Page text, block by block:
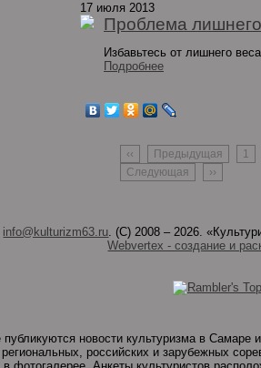
17 июля 2013
Проблема
Избавьтесь от лишнего
Подробнее
‹‹ Предыдущая
1
Следующая
››
info@kulturizm63.ru. (C) 2008 – 2026.
Webvertex - создание и
публикуются новости культуризма в
российских и зарубежных